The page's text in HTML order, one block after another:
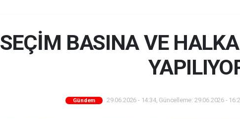
SEÇİM BASINA VE
Gündem 29.06.2026 - 14:34, Güncelleme: 29.06.2026 -